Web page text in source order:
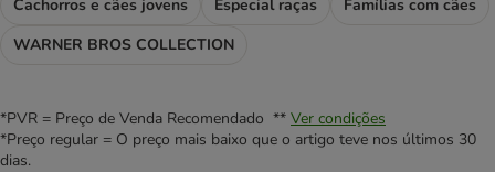
Cachorros e cães jovens
Especial raças
Famílias com cães
WARNER BROS COLLECTION
*PVR = Preço de Venda Recomendado ** Ver condições
*Preço regular = O preço mais baixo que o artigo teve nos últimos 30
dias.